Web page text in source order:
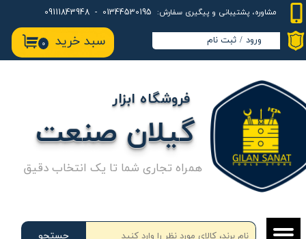
مشاوره، پشتیبانی و پیگیری سفارش:
۰ سبد خرید ورود / ثبت نام
حساب کاربری من
تغییر گذر واژه
سفارشات
خروج از حساب کاربری
جستجو
گیلان صنعت
فروشگاه ابزار
همراه تجاری شما تا یک انتخاب دقیق